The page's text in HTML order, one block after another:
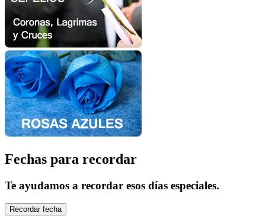
Fechas para recordar
Te ayudamos a recordar esos días especiales.
Recordar fecha